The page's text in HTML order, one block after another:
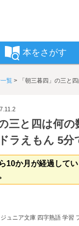
本をさがす
覧 「朝三暮四」の三と
の三と四は何
ラえもん 5
10か月が経過して
ュニア文庫 四字熟語 学習